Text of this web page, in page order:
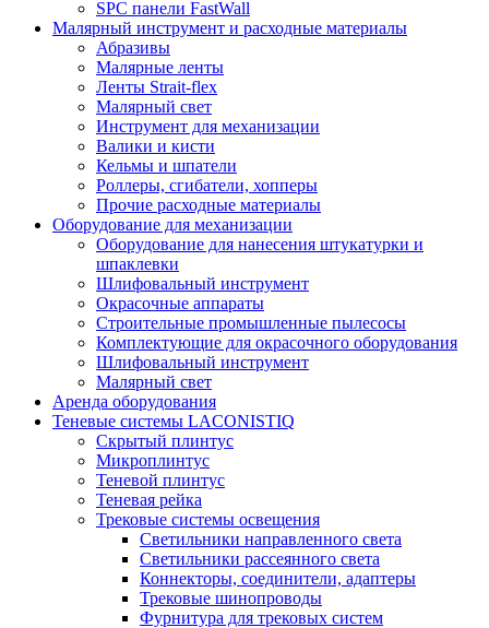
SPC панели FastWall
Малярный инструмент и расходные материалы
Абразивы
Малярные ленты
Ленты Strait-flex
Малярный свет
Инструмент для механизации
Валики и кисти
Кельмы и шпатели
Роллеры, сгибатели, хопперы
Прочие расходные материалы
Оборудование для механизации
Оборудование для нанесения штукатурки и
шпаклевки
Шлифовальный инструмент
Окрасочные аппараты
Строительные промышленные пылесосы
Комплектующие для окрасочного оборудования
Шлифовальный инструмент
Малярный свет
Аренда оборудования
Теневые системы LACONISTIQ
Скрытый плинтус
Микроплинтус
Теневой плинтус
Теневая рейка
Трековые системы освещения
Светильники направленного света
Светильники рассеянного света
Коннекторы, соединители, адаптеры
Трековые шинопроводы
Фурнитура для трековых систем